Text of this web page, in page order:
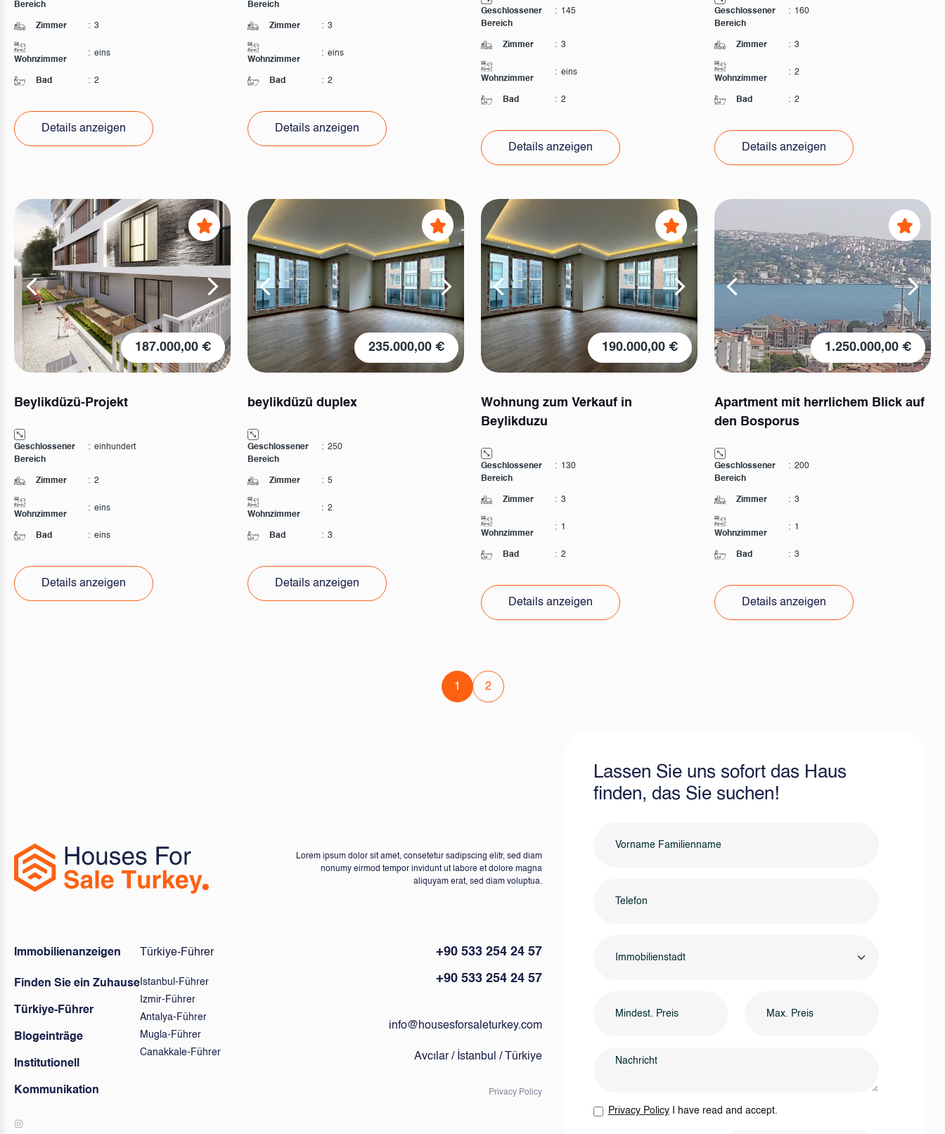
Bereich
Zimmer : 3
Wohnzimmer
: eins
Bad : 2
Details anzeigen
Bereich
Zimmer : 3
Wohnzimmer
: eins
Bad : 2
Details anzeigen
Geschlossener
Bereich
: 145
Zimmer : 3
Wohnzimmer
: eins
Bad : 2
Details anzeigen
Geschlossener
Bereich
: 160
Zimmer : 3
Wohnzimmer
: 2
Bad : 2
Details anzeigen
187.000,00 €
Beylikdüzü-Projekt
Geschlossener
Bereich
: einhundert
Zimmer : 2
Wohnzimmer
: eins
Bad : eins
Details anzeigen
235.000,00 €
beylikdüzü duplex
Geschlossener
Bereich
: 250
Zimmer : 5
Wohnzimmer
: 2
Bad : 3
Details anzeigen
190.000,00 €
Wohnung zum Verkauf in
Beylikduzu
Geschlossener
Bereich
: 130
Zimmer : 3
Wohnzimmer
: 1
Bad : 2
Details anzeigen
1.250.000,00 €
Apartment mit herrlichem Blick auf
den Bosporus
Geschlossener
Bereich
: 200
Zimmer : 3
Wohnzimmer
: 1
Bad : 3
Details anzeigen
1 2
Lorem ipsum dolor sit amet, consetetur sadipscing elitr, sed diam
nonumy eirmod tempor invidunt ut labore et dolore magna
aliquyam erat, sed diam voluptua.
Immobilienanzeigen
Finden Sie ein Zuhause
Türkiye-Führer
Blogeinträge
Institutionell
Kommunikation
Türkiye-Führer
Istanbul-Führer
Izmir-Führer
Antalya-Führer
Mugla-Führer
Canakkale-Führer
+90 533 254 24 57
+90 533 254 24 57
info@housesforsaleturkey.com
Avcılar / İstanbul / Türkiye
Privacy Policy
Lassen Sie uns sofort das Haus
finden, das Sie suchen!
Immobilienstadt
Privacy PolicyI have read and accept.